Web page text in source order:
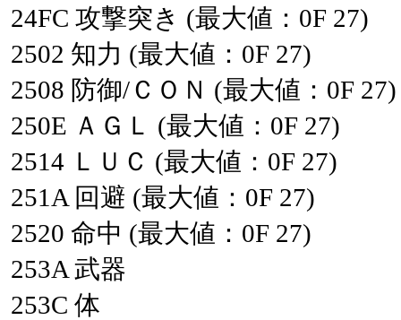
24FC 攻撃突き (最大値：0F 27)
2502 知力 (最大値：0F 27)
2508 防御/ＣＯＮ (最大値：0F 27)
250E ＡＧＬ (最大値：0F 27)
2514 ＬＵＣ (最大値：0F 27)
251A 回避 (最大値：0F 27)
2520 命中 (最大値：0F 27)
253A 武器
253C 体